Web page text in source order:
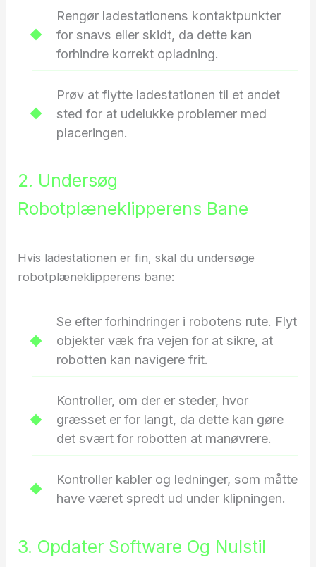
Rengør ladestationens kontaktpunkter
for snavs eller skidt, da dette kan
forhindre korrekt opladning.
Prøv at flytte ladestationen til et andet
sted for at udelukke problemer med
placeringen.
2. Undersøg
Robotplæneklipperens Bane
Hvis ladestationen er fin, skal du undersøge
robotplæneklipperens bane:
Se efter forhindringer i robotens rute. Flyt
objekter væk fra vejen for at sikre, at
robotten kan navigere frit.
Kontroller, om der er steder, hvor
græsset er for langt, da dette kan gøre
det svært for robotten at manøvrere.
Kontroller kabler og ledninger, som måtte
have været spredt ud under klipningen.
3. Opdater Software Og Nulstil